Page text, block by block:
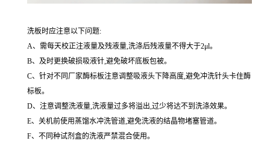
洗板时应注意以下问题:
A、需每天校正注液量及残液量,洗涤后残液量不得大于2μl。
B、及时更换破损吸液针,避免破坏底板包被。
C、针对不同厂家酶标板注意调整吸液头下降高度,避免冲洗针头卡住酶
标板。
D、注意调整洗液量,洗液量过多将溢出,过少将达不到洗涤效果。
E、关机前使用蒸馏水冲洗管道,避免洗液的结晶物堵塞管道。
F、不同种试剂盒的洗液严禁混合使用。